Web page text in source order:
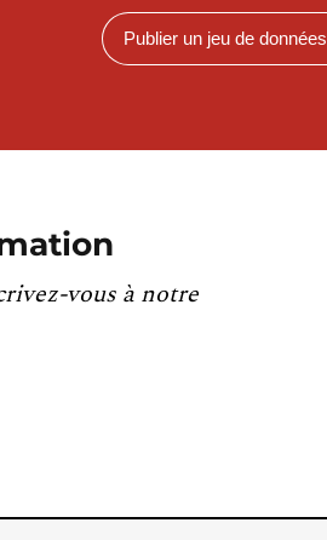
Publier un jeu de données
vous à notre